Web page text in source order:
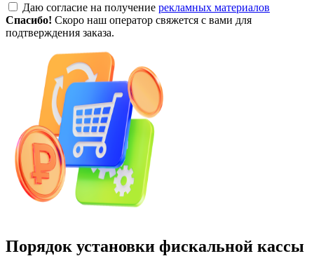
Даю согласие на получение рекламных материалов
Спасибо! Скоро наш оператор свяжется с вами для
подтверждения заказа.
Порядок установки фискальной кассы